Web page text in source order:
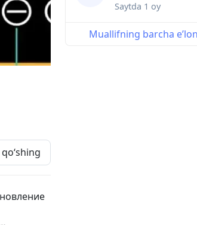
Saytda 1 oy
Muallifning barcha